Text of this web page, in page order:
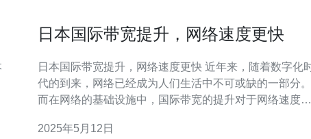
日本国际带宽提升，网络速度更快
日本国际带宽提升，网络速度更快 近年来，随着数字化时
代的到来，网络已经成为人们生活中不可或缺的一部分。
而在网络的基础设施中，国际带宽的提升对于网络速度和
和设施方面处于领先地位，然而，随着网络应用的不断增
2025年5月12日